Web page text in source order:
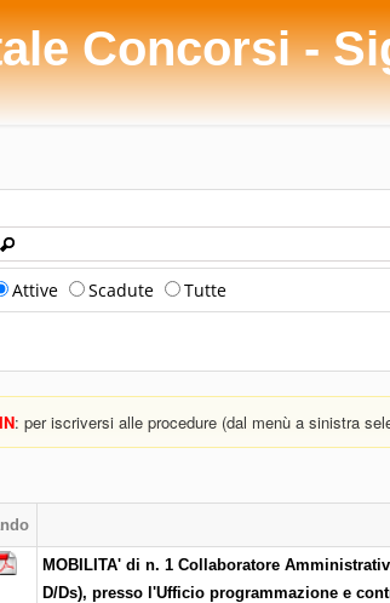
Concorsi -
Attive Scadute Tutte
: per iscriversi alle procedure (dal menù a sinistra
MOBILITA' di n. 1 Collaboratore
D/Ds), presso l'Ufficio programmazione e